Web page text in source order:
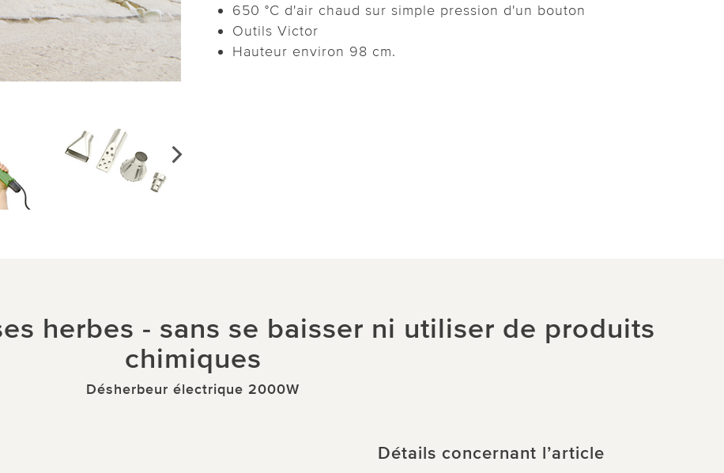
650 °C d'air chaud sur simple pression d'un bouton
Outils Victor
Hauteur environ 98 cm.
herbes - sans se baisser ni utiliser de produits
chimiques
Désherbeur électrique 2000W
Détails concernant l’article